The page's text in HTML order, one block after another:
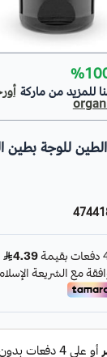
للمزيد من ماركة
للوجة بطين